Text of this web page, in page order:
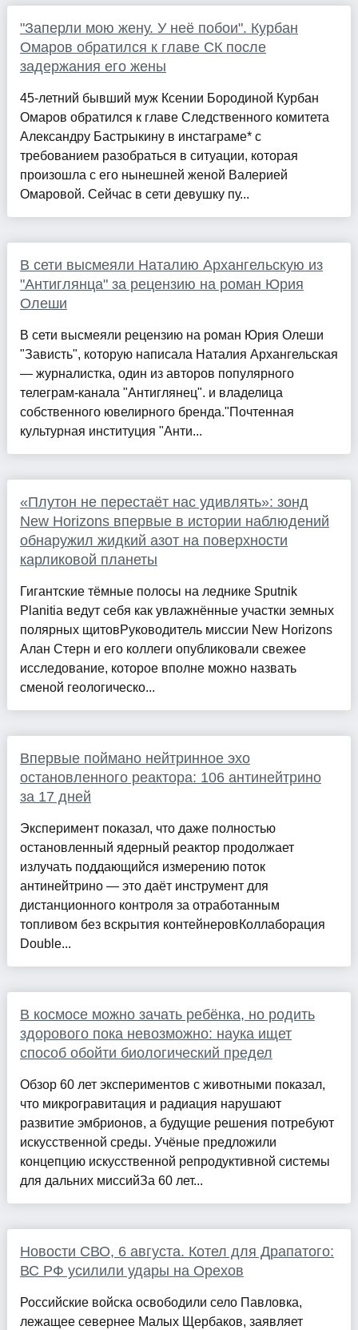
"Заперли мою жену. У неё побои". Курбан
Омаров обратился к главе СК после
задержания его жены
45-летний бывший муж Ксении Бородиной Курбан
Омаров обратился к главе Следственного комитета
Александру Бастрыкину в инстаграме* с
требованием разобраться в ситуации, которая
произошла с его нынешней женой Валерией
Омаровой. Сейчас в сети девушку пу...
В сети высмеяли Наталию Архангельскую из
"Антиглянца" за рецензию на роман Юрия
Олеши
В сети высмеяли рецензию на роман Юрия Олеши
"Зависть", которую написала Наталия Архангельская
— журналистка, один из авторов популярного
телеграм-канала "Антиглянец". и владелица
собственного ювелирного бренда."Почтенная
культурная институция "Анти...
«Плутон не перестаёт нас удивлять»: зонд
New Horizons впервые в истории наблюдений
обнаружил жидкий азот на поверхности
карликовой планеты
Гигантские тёмные полосы на леднике Sputnik
Planitia ведут себя как увлажнённые участки земных
полярных щитовРуководитель миссии New Horizons
Алан Стерн и его коллеги опубликовали свежее
исследование, которое вполне можно назвать
сменой геологическо...
Впервые поймано нейтринное эхо
остановленного реактора: 106 антинейтрино
за 17 дней
Эксперимент показал, что даже полностью
остановленный ядерный реактор продолжает
излучать поддающийся измерению поток
антинейтрино — это даёт инструмент для
дистанционного контроля за отработанным
топливом без вскрытия контейнеровКоллаборация
Double...
В космосе можно зачать ребёнка, но родить
здорового пока невозможно: наука ищет
способ обойти биологический предел
Обзор 60 лет экспериментов с животными показал,
что микрогравитация и радиация нарушают
развитие эмбрионов, а будущие решения потребуют
искусственной среды. Учёные предложили
концепцию искусственной репродуктивной системы
для дальних миссийЗа 60 лет...
Новости СВО, 6 августа. Котел для Драпатого:
ВС РФ усилили удары на Орехов
Российские войска освободили село Павловка,
лежащее севернее Малых Щербаков, заявляет